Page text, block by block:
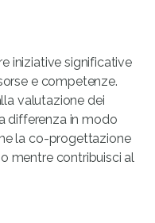
iniziative significative
e competenze.
valutazione dei
differenza in modo
la co-progettazione
mentre contribuisci al